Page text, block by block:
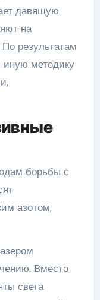
давящую
на
По результатам
иную методику
борьбы с
азотом,
Вместо
света